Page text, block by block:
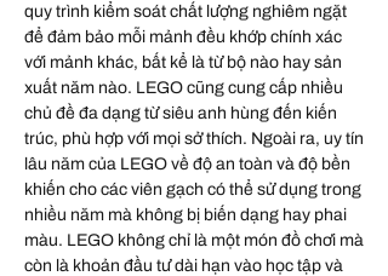
quy trình kiểm soát chất lượng nghiêm ngặt
để đảm bảo mỗi mảnh đều khớp chính xác
với mảnh khác, bất kể là từ bộ nào hay sản
xuất năm nào. LEGO cũng cung cấp nhiều
chủ đề đa dạng từ siêu anh hùng đến kiến
trúc, phù hợp với mọi sở thích. Ngoài ra, uy tín
lâu năm của LEGO về độ an toàn và độ bền
khiến cho các viên gạch có thể sử dụng trong
nhiều năm mà không bị biến dạng hay phai
màu. LEGO không chỉ là một món đồ chơi mà
còn là khoản đầu tư dài hạn vào học tập và